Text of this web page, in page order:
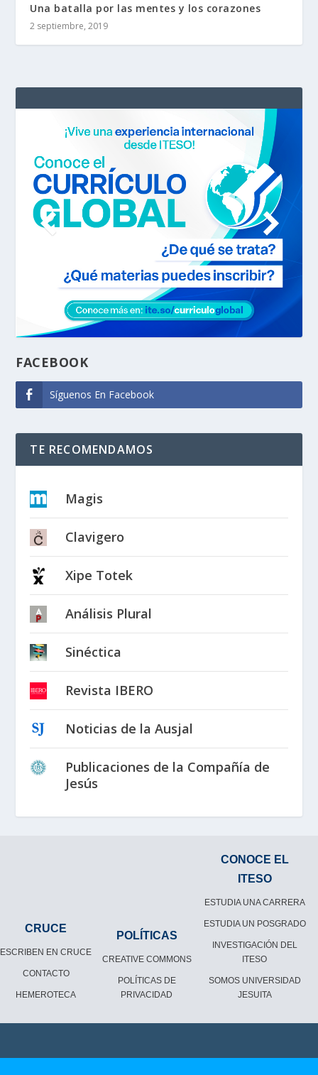
Una batalla por las mentes y los corazones
2 septiembre, 2019
FACEBOOK
Síguenos En Facebook
TE RECOMENDAMOS
Magis
Clavigero
Xipe Totek
Análisis Plural
Sinéctica
Revista IBERO
Noticias de la Ausjal
Publicaciones de la Compañía de
Jesús
CRUCE
ESCRIBEN EN CRUCE
CONTACTO
HEMEROTECA
POLÍTICAS
CREATIVE COMMONS
POLÍTICAS DE
PRIVACIDAD
CONOCE EL
ITESO
ESTUDIA UNA CARRERA
ESTUDIA UN POSGRADO
INVESTIGACIÓN DEL
ITESO
SOMOS UNIVERSIDAD
JESUITA